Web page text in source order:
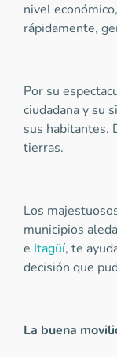
nivel
rápidamente,
Por su
ciudadana y su
sus habitantes.
tierras.
Los
municipios
e Itagüí, te
decisión que
La buena